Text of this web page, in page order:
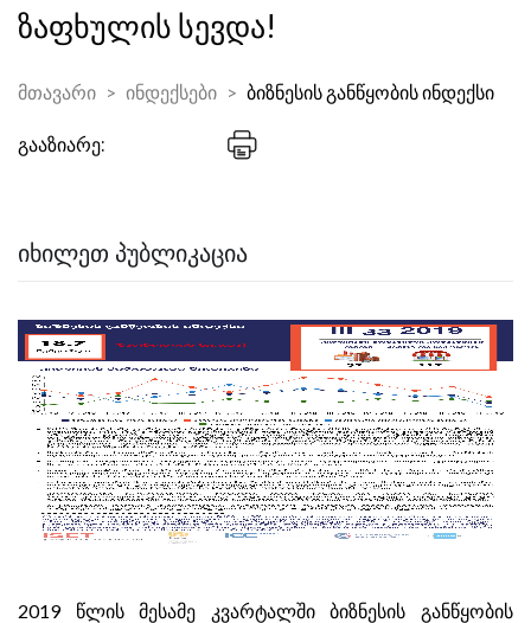
ზაფხულის სევდა!
მთავარი ინდექსები ბიზნესის განწყობის ინდექსი
გააზიარე:
ᲘᲮᲘᲚᲔᲗ ᲞᲣᲑᲚᲘᲙᲐᲪᲘᲐ
2019 წლის მესამე კვარტალში ბიზნესის განწყობის